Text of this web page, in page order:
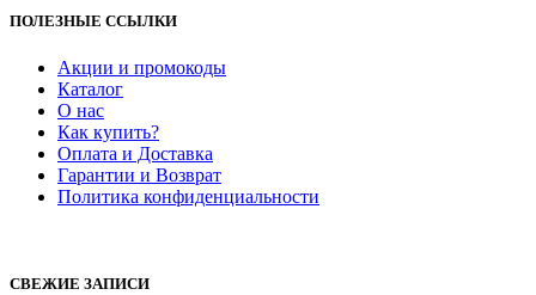
ПОЛЕЗНЫЕ ССЫЛКИ
Акции и промокоды
Каталог
О нас
Как купить?
Оплата и Доставка
Гарантии и Возврат
Политика конфиденциальности
СВЕЖИЕ ЗАПИСИ